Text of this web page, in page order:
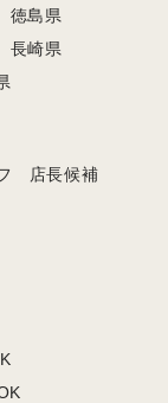
徳島県
長崎県
店長候補